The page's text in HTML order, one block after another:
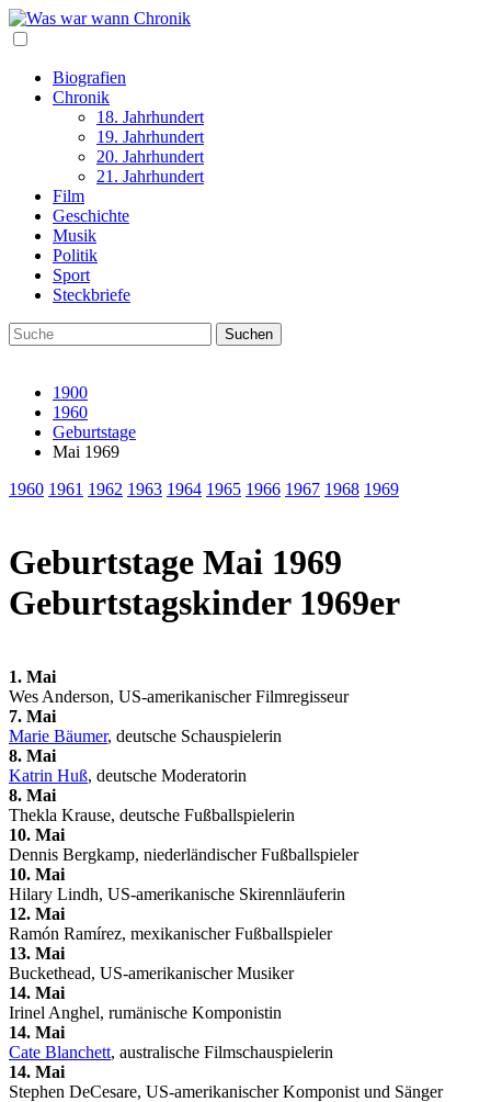
Biografien
Chronik
18. Jahrhundert
19. Jahrhundert
20. Jahrhundert
21. Jahrhundert
Film
Geschichte
Musik
Politik
Sport
Steckbriefe
1900
1960
Geburtstage
Mai 1969
1960 1961 1962 1963 1964 1965 1966 1967 1968 1969
Geburtstage Mai 1969
Geburtstagskinder 1969er
1. Mai
Wes Anderson, US-amerikanischer Filmregisseur
7. Mai
Marie Bäumer, deutsche Schauspielerin
8. Mai
Katrin Huß, deutsche Moderatorin
8. Mai
Thekla Krause, deutsche Fußballspielerin
10. Mai
Dennis Bergkamp, niederländischer Fußballspieler
10. Mai
Hilary Lindh, US-amerikanische Skirennläuferin
12. Mai
Ramón Ramírez, mexikanischer Fußballspieler
13. Mai
Buckethead, US-amerikanischer Musiker
14. Mai
Irinel Anghel, rumänische Komponistin
14. Mai
Cate Blanchett, australische Filmschauspielerin
14. Mai
Stephen DeCesare, US-amerikanischer Komponist und Sänger